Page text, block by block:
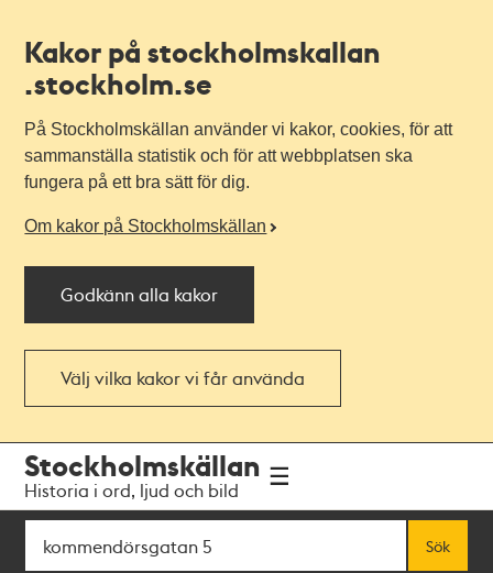
Kakor på stockholmskallan
.stockholm.se
På Stockholmskällan använder vi kakor, cookies, för att
sammanställa statistik och för att webbplatsen ska
fungera på ett bra sätt för dig.
Om kakor på Stockholmskällan
Godkänn alla kakor
Välj vilka kakor vi får använda
navigationen
huvudinnehållet
Stockholmskällan
Historia i ord, ljud och bild
Sök
Sök